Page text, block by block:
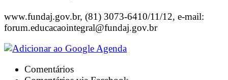
www.fundaj.gov.br, (81) 3073-6410/11/12, e-mail:
forum.educacaointegral@fundaj.gov.br
Comentários